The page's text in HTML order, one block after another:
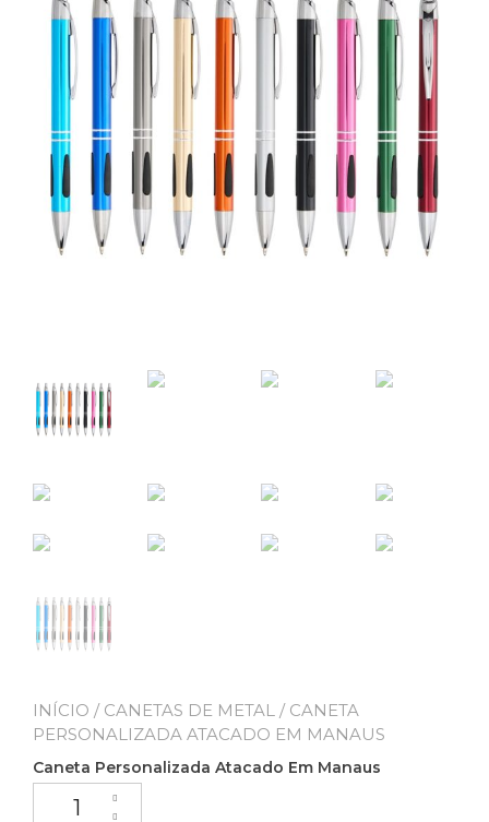
INÍCIO / CANETAS DE METAL / CANETA
PERSONALIZADA ATACADO EM MANAUS
Caneta Personalizada Atacado Em Manaus